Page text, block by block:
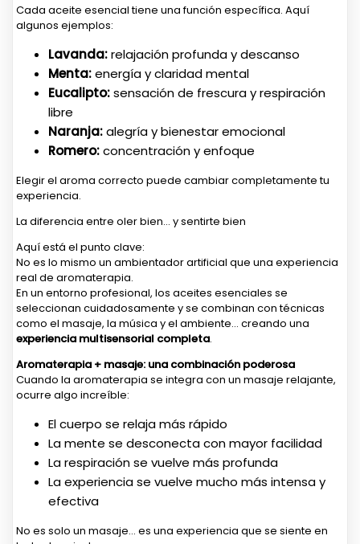
Cada aceite esencial tiene una función específica. Aquí
algunos ejemplos:
Lavanda:relajación profunda y descanso
Menta:energía y claridad mental
Eucalipto:sensación de frescura y respiración
libre
Naranja:alegría y bienestar emocional
Romero:concentración y enfoque
Elegir el aroma correcto puede cambiar completamente tu
experiencia.
La diferencia entre oler bien… y sentirte bien
Aquí está el punto clave:
No es lo mismo un ambientador artificial que una experiencia
real de aromaterapia.
En un entorno profesional, los aceites esenciales se
seleccionan cuidadosamente y se combinan con técnicas
como el masaje, la música y el ambiente… creando una
experiencia multisensorial completa.
Aromaterapia + masaje: una combinación poderosa
Cuando la aromaterapia se integra con un masaje relajante,
ocurre algo increíble:
El cuerpo se relaja más rápido
La mente se desconecta con mayor facilidad
La respiración se vuelve más profunda
La experiencia se vuelve mucho más intensa y
efectiva
No es solo un masaje… es una experiencia que se siente en